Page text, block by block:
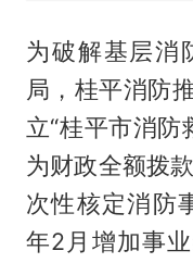
为破解基层消
局，桂平消防
立“桂平市消防
为财政全额拨
次性核定消防
年2月增加事